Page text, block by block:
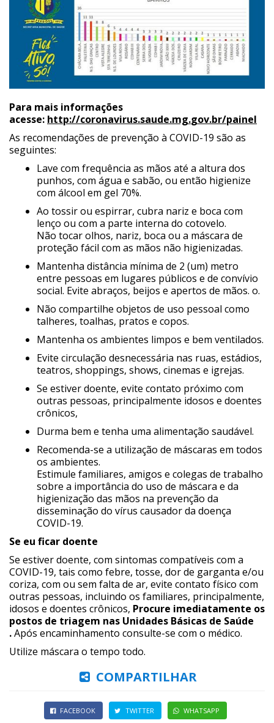
Para mais informações
acesse: http://coronavirus.saude.mg.gov.br/painel
As recomendações de prevenção à COVID-19 são as
seguintes:
Lave com frequência as mãos até a altura dos
punhos, com água e sabão, ou então higienize
com álcool em gel 70%.
Ao tossir ou espirrar, cubra nariz e boca com
lenço ou com a parte interna do cotovelo.
Não tocar olhos, nariz, boca ou a máscara de
proteção fácil com as mãos não higienizadas.
Mantenha distância mínima de 2 (um) metro
entre pessoas em lugares públicos e de convívio
social. Evite abraços, beijos e apertos de mãos. o.
Não compartilhe objetos de uso pessoal como
talheres, toalhas, pratos e copos.
Mantenha os ambientes limpos e bem ventilados.
Evite circulação desnecessária nas ruas, estádios,
teatros, shoppings, shows, cinemas e igrejas.
Se estiver doente, evite contato próximo com
outras pessoas, principalmente idosos e doentes
crônicos,
Durma bem e tenha uma alimentação saudável.
Recomenda-se a utilização de máscaras em todos
os ambientes.
Estimule familiares, amigos e colegas de trabalho
sobre a importância do uso de máscara e da
higienização das mãos na prevenção da
disseminação do vírus causador da doença
COVID-19.
Se eu ficar doente
Se estiver doente, com sintomas compatíveis com a
COVID-19, tais como febre, tosse, dor de garganta e/ou
coriza, com ou sem falta de ar, evite contato físico com
outras pessoas, incluindo os familiares, principalmente,
idosos e doentes crônicos, Procure imediatamente os
postos de triagem nas Unidades Básicas de Saúde
.Após encaminhamento consulte-se com o médico.
Utilize máscara o tempo todo.
COMPARTILHAR
FACEBOOK TWITTER WHATSAPP